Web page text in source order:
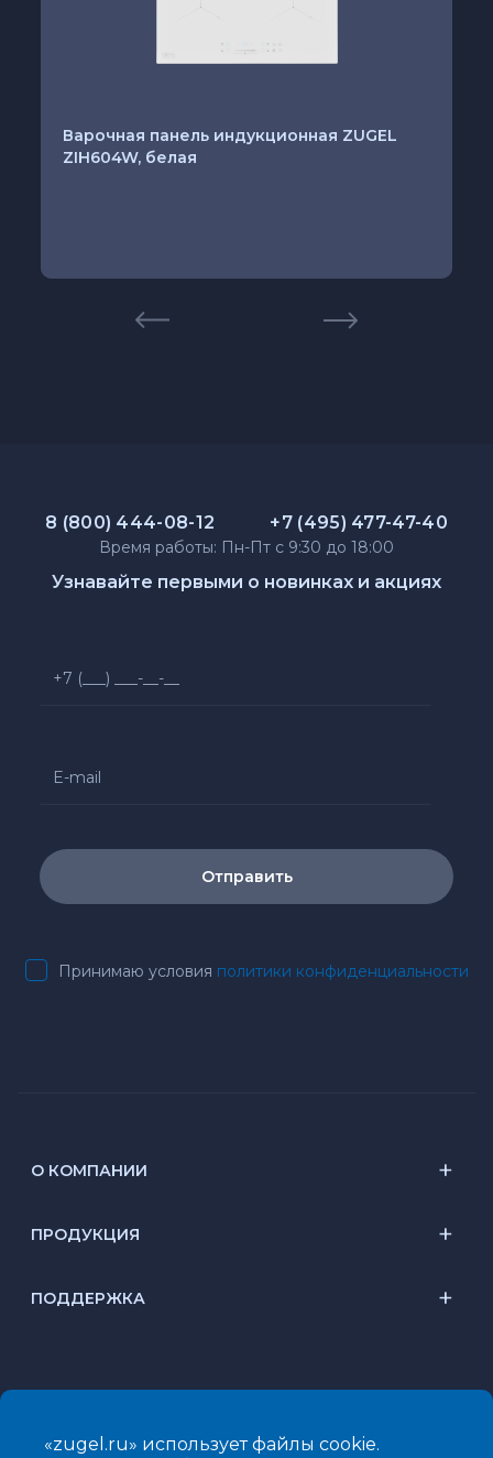
Варочная панель индукционная ZUGEL
ZIH604W, белая
8 (800) 444-08-12 +7 (495) 477-47-40
Время работы: Пн-Пт с 9:30 до 18:00
Узнавайте первыми о новинках и акциях
Отправить
Принимаю условия политики конфиденциальности
О КОМПАНИИ
ПРОДУКЦИЯ
ПОДДЕРЖКА
«zugel.ru» использует файлы cookie.